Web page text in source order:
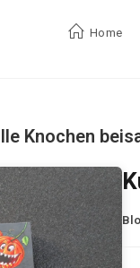
Home
Knochen